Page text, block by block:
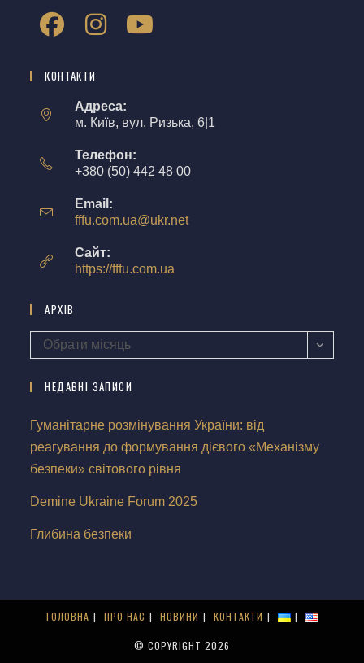
КОНТАКТИ
Адреса:
м. Київ, вул. Ризька, 6|1
Телефон:
+380 (50) 442 48 00
Email:
fffu.com.ua@ukr.net
Сайт:
https://fffu.com.ua
АРХІВ
Обрати місяць
НЕДАВНІ ЗАПИСИ
Гуманітарне розмінування України: від
реагування до формування дієвого «Механізму
безпеки» світового рівня
Demine Ukraine Forum 2025
Глибина безпеки
ГОЛОВНА ПРО НАС НОВИНИ КОНТАКТИ
© COPYRIGHT 2026